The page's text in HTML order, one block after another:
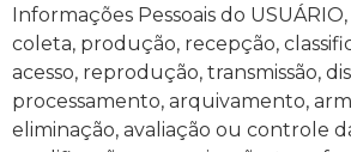
Informações Pessoais do
coleta, produção, recepção,
acesso, reprodução, transmissão,
processamento, arquivamento,
eliminação, avaliação ou controle